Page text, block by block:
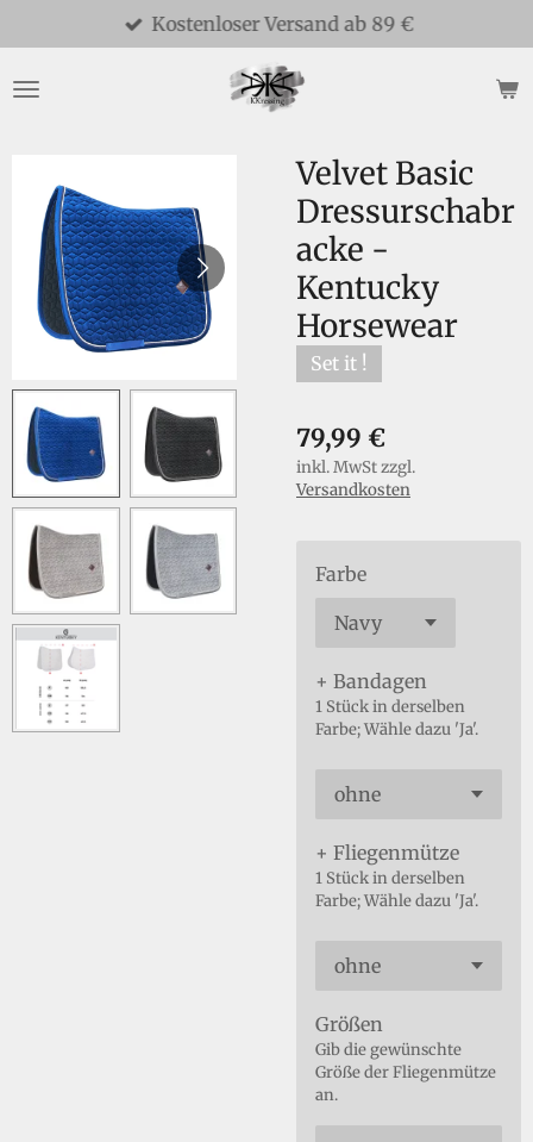
Hauptinhalt
springen
Kostenloser Versand ab 89 €
Velvet Basic
Dressurschabr
acke -
Kentucky
Horsewear
Set it !
79,99 €
inkl. MwSt zzgl.
Versandkosten
Farbe
+ Bandagen
1 Stück in derselben
Farbe; Wähle dazu 'Ja'.
+ Fliegenmütze
1 Stück in derselben
Farbe; Wähle dazu 'Ja'.
Größen
Gib die gewünschte
Größe der Fliegenmütze
an.